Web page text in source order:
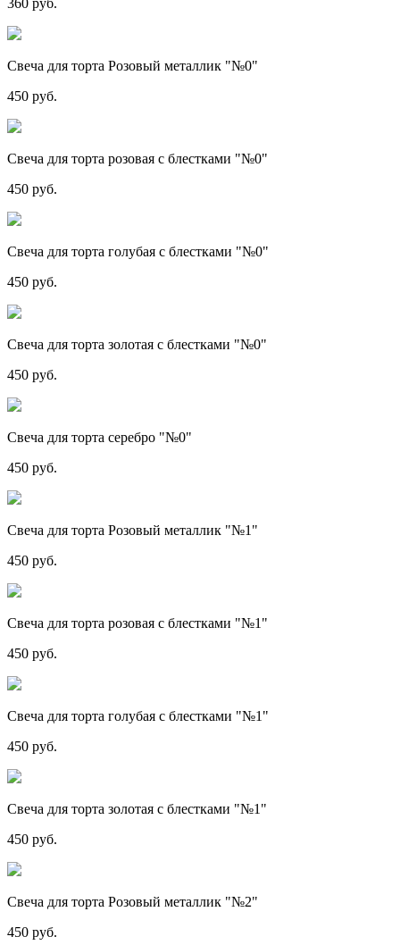
360 руб.
Свеча для торта Розовый металлик "№0"
450 руб.
Свеча для торта розовая с блестками "№0"
450 руб.
Свеча для торта голубая с блестками "№0"
450 руб.
Свеча для торта золотая с блестками "№0"
450 руб.
Свеча для торта серебро "№0"
450 руб.
Свеча для торта Розовый металлик "№1"
450 руб.
Свеча для торта розовая с блестками "№1"
450 руб.
Свеча для торта голубая с блестками "№1"
450 руб.
Свеча для торта золотая с блестками "№1"
450 руб.
Свеча для торта Розовый металлик "№2"
450 руб.